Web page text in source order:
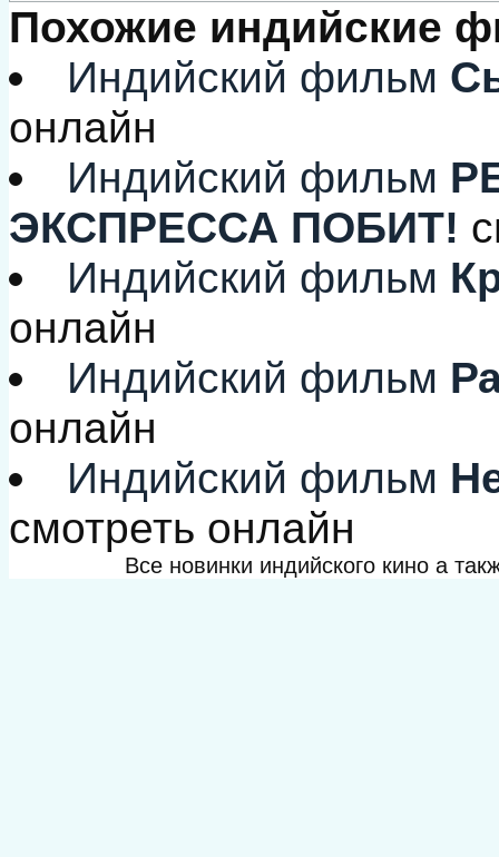
Похожие индийские
Индийский фильм
онлайн
Индийский фильм
ЭКСПРЕССА ПОБИТ!
Индийский фильм
онлайн
Индийский фильм
онлайн
Индийский фильм
смотреть онлайн
Все новинки индийского кино а